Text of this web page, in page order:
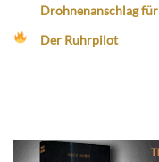
Drohnenanschlag
Der Ruhrpilot